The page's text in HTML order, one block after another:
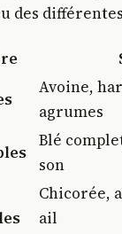
des
Avoine,
agrumes
Blé
son
Chicorée,
ail